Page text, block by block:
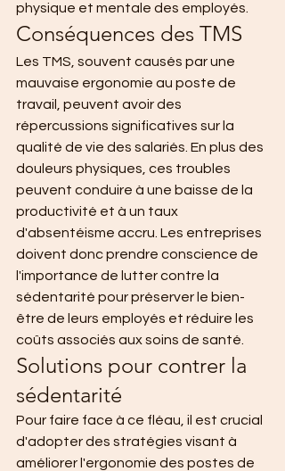
physique et mentale des employés.
Conséquences des TMS
Les TMS, souvent causés par une
mauvaise ergonomie au poste de
travail, peuvent avoir des
répercussions significatives sur la
qualité de vie des salariés. En plus des
douleurs physiques, ces troubles
peuvent conduire à une baisse de la
productivité et à un taux
d'absentéisme accru. Les entreprises
doivent donc prendre conscience de
l'importance de lutter contre la
sédentarité pour préserver le bien-
être de leurs employés et réduire les
coûts associés aux soins de santé.
Solutions pour contrer la
sédentarité
Pour faire face à ce fléau, il est crucial
d'adopter des stratégies visant à
améliorer l'ergonomie des postes de